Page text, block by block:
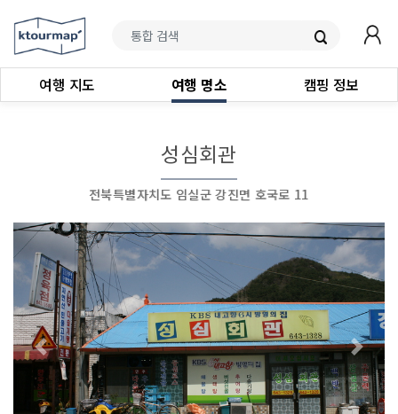
여행 지도 여행 명소 캠핑 정보
성심회관
전북특별자치도 임실군 강진면 호국로 11